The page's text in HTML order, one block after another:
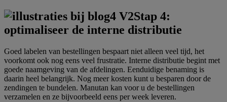
Stap 4:
optimaliseer de interne distributie
Goed labelen van bestellingen bespaart niet alleen veel tijd, het
voorkomt ook nog eens veel frustratie. Interne distributie begint met
goede naamgeving van de afdelingen. Eenduidige benaming is
daarin heel belangrijk. Nog meer kosten kunt u besparen door de
zendingen te bundelen. Manutan kan voor u de bestellingen
verzamelen en ze bijvoorbeeld eens per week leveren.